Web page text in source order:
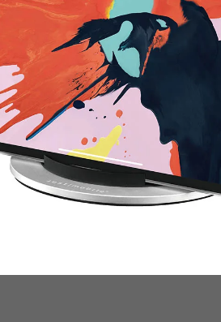
este código en la caja para obtener